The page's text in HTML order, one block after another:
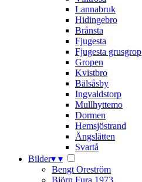
Lannabruk
Hidingebro
Brånsta
Fjugesta
Fjugesta grusgrop
Gropen
Kvistbro
Bälsåsby
Ingvaldstorp
Mullhyttemo
Dormen
Hemsjöstrand
Ängslätten
Svartå
Bilder▾ ▾
Bengt Oreström
Björn Fura 1973